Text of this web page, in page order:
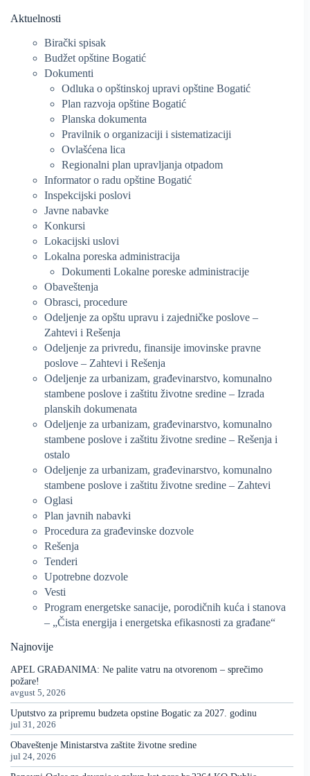
Aktuelnosti
Birački spisak
Budžet opštine Bogatić
Dokumenti
Odluka o opštinskoj upravi opštine Bogatić
Plan razvoja opštine Bogatić
Planska dokumenta
Pravilnik o organizaciji i sistematizaciji
Ovlašćena lica
Regionalni plan upravljanja otpadom
Informator o radu opštine Bogatić
Inspekcijski poslovi
Javne nabavke
Konkursi
Lokacijski uslovi
Lokalna poreska administracija
Dokumenti Lokalne poreske administracije
Obaveštenja
Obrasci, procedure
Odeljenje za opštu upravu i zajedničke poslove –
Zahtevi i Rešenja
Odeljenje za privredu, finansije imovinske pravne
poslove – Zahtevi i Rešenja
Odeljenje za urbanizam, građevinarstvo, komunalno
stambene poslove i zaštitu životne sredine – Izrada
planskih dokumenata
Odeljenje za urbanizam, građevinarstvo, komunalno
stambene poslove i zaštitu životne sredine – Rešenja i
ostalo
Odeljenje za urbanizam, građevinarstvo, komunalno
stambene poslove i zaštitu životne sredine – Zahtevi
Oglasi
Plan javnih nabavki
Procedura za građevinske dozvole
Rešenja
Tenderi
Upotrebne dozvole
Vesti
Program energetske sanacije, porodičnih kuća i stanova
– „Čista energija i energetska efikasnosti za građane“
Najnovije
APEL GRAĐANIMA: Ne palite vatru na otvorenom – sprečimo
požare!
avgust 5, 2026
Uputstvo za pripremu budzeta opstine Bogatic za 2027. godinu
jul 31, 2026
Obaveštenje Ministarstva zaštite životne sredine
jul 24, 2026